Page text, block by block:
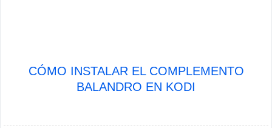
CÓMO INSTALAR EL COMPLEMENTO
BALANDRO EN KODI